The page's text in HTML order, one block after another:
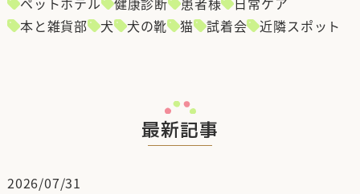
本と雑貨部
犬 犬の靴 猫 試着会 近隣スポット
最新記事
2026/07/31